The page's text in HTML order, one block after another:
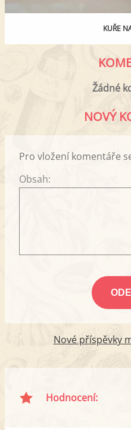
KUŘE
Žádné
NOVÝ
Pro vložení komentáře
Obsah:
Nové příspěvky
Hodnocení: